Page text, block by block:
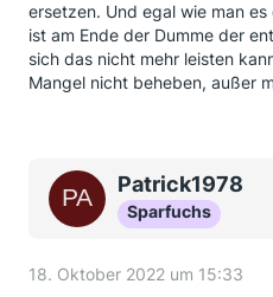
ersetzen. Und egal wie man
ist am Ende der Dumme der
sich das nicht mehr leisten
Mangel nicht beheben, außer
Patrick1978
Sparfuchs
18. Oktober 2022 um 15:33